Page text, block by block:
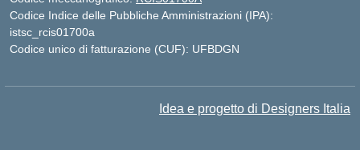
Codice Indice delle Pubbliche Amministrazioni (IPA):
istsc_rcis01700a
Codice unico di fatturazione (CUF): UFBDGN
Idea e progetto di Designers Italia